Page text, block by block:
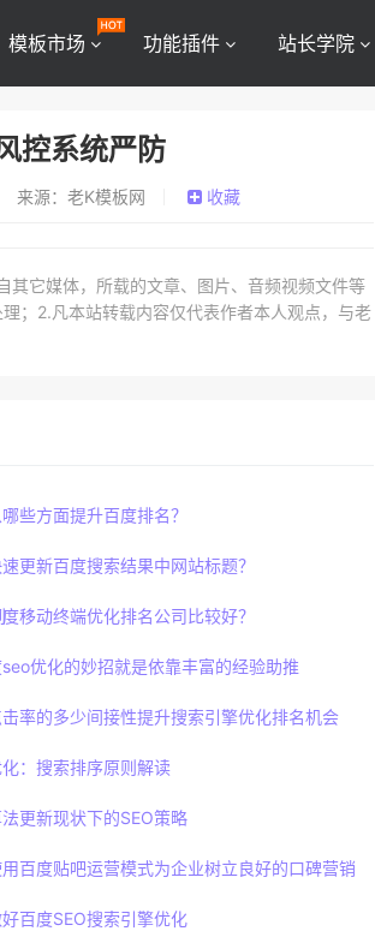
模板市场 功能插件 站长学院
控系统严防
来源：老K模板网 收藏
其它媒体，所载的文章、图片、音频视频文件等
；2.凡本站转载内容仅代表作者本人观点，与老
些方面提升百度排名？
更新百度搜索结果中网站标题？
移动终端优化排名公司比较好？
优化的妙招就是依靠丰富的经验助推
率的多少间接性提升搜索引擎优化排名机会
：搜索排序原则解读
更新现状下的SEO策略
百度贴吧运营模式为企业树立良好的口碑营销
百度SEO搜索引擎优化